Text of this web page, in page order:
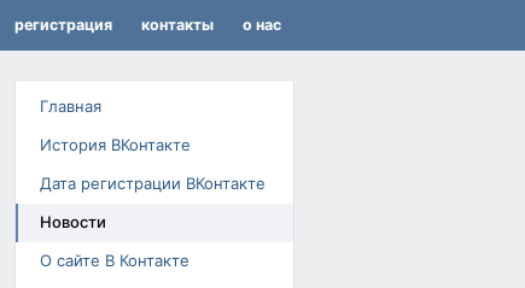
регистрация контакты о нас
Главная
История ВКонтакте
Дата регистрации ВКонтакте
Новости
О сайте В Контакте